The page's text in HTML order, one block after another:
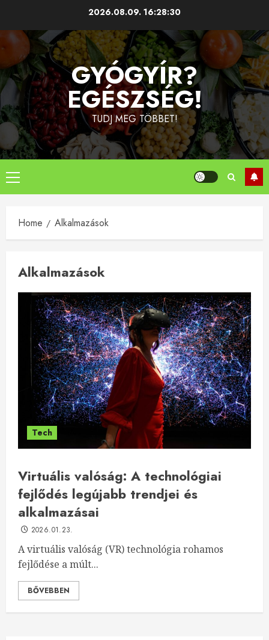
content
2026.08.09. 16:28:30
GYÓGYÍR?
EGÉSZSÉG!
TUDJ MEG TÖBBET!
Primary
Menu
Home Alkalmazások
Alkalmazások
Tech
Virtuális valóság: A technológiai
fejlődés legújabb trendjei és
alkalmazásai
2026.01.23.
A virtuális valóság (VR) technológia rohamos
fejlődése a múlt...
BŐVEBBEN